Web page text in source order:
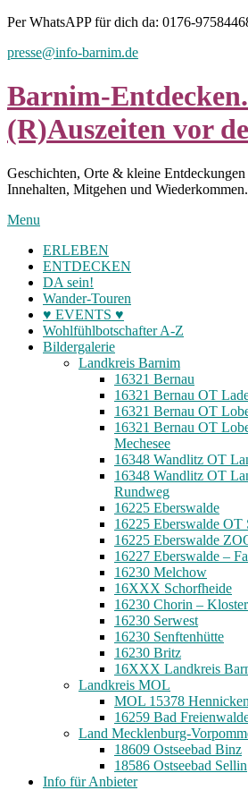
Skip
content
Per WhatsAPP für dich da: 0176-
presse@info-barnim.de
Barnim-
(R)Auszeiten vor
Geschichten, Orte & kleine
Innehalten, Mitgehen und Wiederkommen.
Menu
ERLEBEN
ENTDECKEN
DA sein!
Wander-Touren
♥ EVENTS ♥
Wohlfühlbotschafter A-Z
Bildergalerie
Landkreis Barnim
16321 Bernau
16321 Bernau OT
16321 Bernau OT
16321 Bernau OT
Mechesee
16348 Wandlitz OT
16348 Wandlitz OT
Rundweg
16225 Eberswalde
16225 Eberswalde OT
16225 Eberswalde
16227 Eberswalde –
16230 Melchow
16XXX Schorfheide
16230 Chorin –
16230 Serwest
16230 Senftenhütte
16230 Britz
16XXX Landkreis
Landkreis MOL
MOL 15378
16259 Bad
Land Mecklenburg-
18609 Ostseebad Binz
18586 Ostseebad Sellin
Info für Anbieter